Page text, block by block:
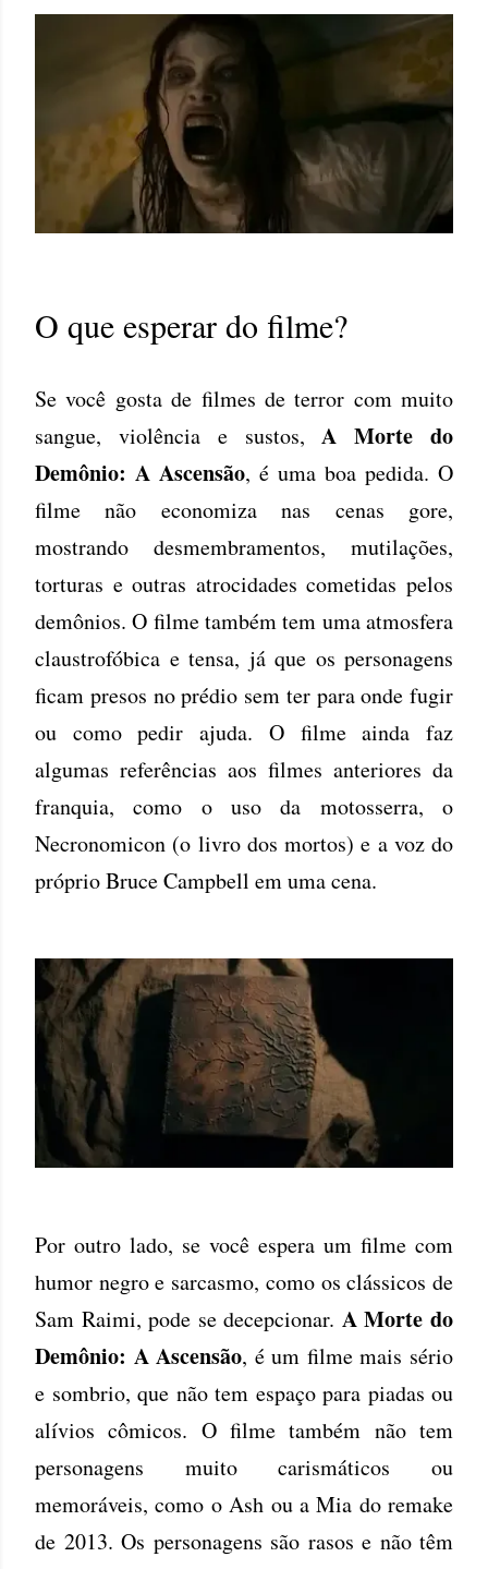
O que esperar do filme?
Se você gosta de filmes de terror com muito
sangue, violência e sustos,A Morte do
Demônio: A Ascensão, é uma boa pedida. O
filme não economiza nas cenas gore,
mostrando desmembramentos, mutilações,
torturas e outras atrocidades cometidas pelos
demônios. O filme também tem uma atmosfera
claustrofóbica e tensa, já que os personagens
ficam presos no prédio sem ter para onde fugir
ou como pedir ajuda. O filme ainda faz
algumas referências aos filmes anteriores da
franquia, como o uso da motosserra, o
Necronomicon (o livro dos mortos) e a voz do
próprio Bruce Campbell em uma cena.
Por outro lado, se você espera um filme com
humor negro e sarcasmo, como os clássicos de
Sam Raimi, pode se decepcionar. A Morte do
Demônio: A Ascensão, é um filme mais sério
e sombrio, que não tem espaço para piadas ou
alívios cômicos. O filme também não tem
personagens muito carismáticos ou
memoráveis, como o Ash ou a Mia do remake
de 2013. Os personagens são rasos e não têm